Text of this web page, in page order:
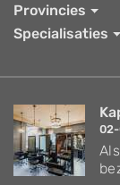
Provincies
Specialisaties